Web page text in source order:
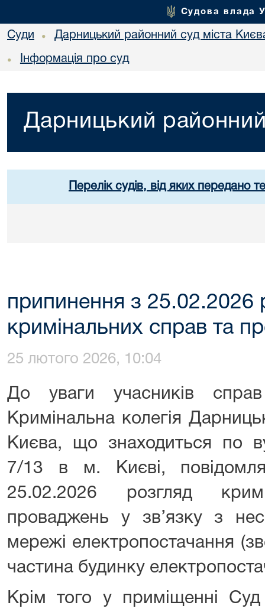
Судова влада
Суди • Дарницький районний суд міста
• Інформація про суд
Дарницький
Перелік судів, від яких передано
припинення з 25.02.2026
кримінальних справ та
25 лютого 2026, 10:04
До уваги учасників
Кримінальна колегія
Києва, що знаходиться по
7/13 в м. Києві,
25.02.2026 розгляд
проваджень у зв’язку з
мережі електропостачання
частина будинку
Крім того у приміщенні